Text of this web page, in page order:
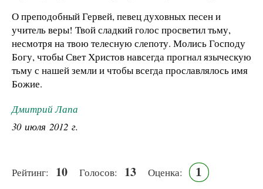
О преподобный Гервей, певец духовных песен и
учитель веры! Твой сладкий голос просветил тьму,
несмотря на твою телесную слепоту. Молись Господу
Богу, чтобы Свет Христов навсегда прогнал языческую
тьму с нашей земли и чтобы всегда прославлялось имя
Божие.
Дмитрий Лапа
30 июля 2012 г.
Рейтинг: 10 Голосов: 13 Оценка: 1